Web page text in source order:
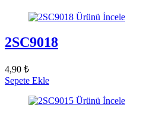
Ürünü İncele
2SC9018
4,90 ₺
Sepete Ekle
Ürünü İncele